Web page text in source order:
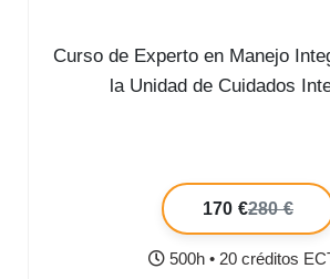
Curso de Experto en Manejo
la Unidad de Cuidados
170 €280 €
500h • 20 créditos